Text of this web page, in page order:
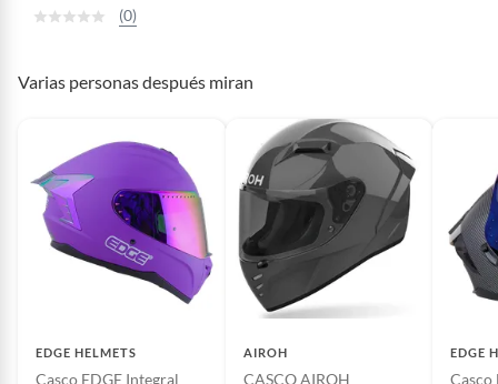
(0)
Varias personas después miran
EDGE HELMETS
Casco EDGE Integral
AIROH
CASCO AIROH
EDGE
Casco